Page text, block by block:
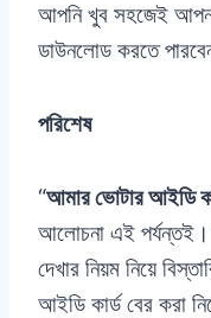
আপনি খুব সহজেই
ডাউনলোড করতে
পরিশেষ
“আমার ভোটার আইডি
আলোচনা এই পর্যন্তই।
দেখার নিয়ম নিয়ে
আইডি কার্ড বের করা